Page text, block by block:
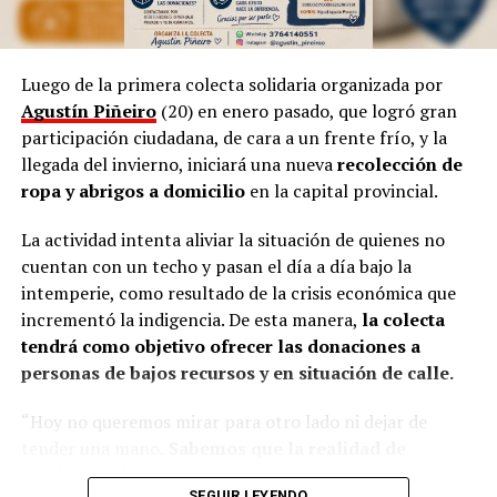
provocador, así como las manifestaciones populares de
las niñas representando a lasVírgenes, como también
los tamborileros afroamericanos que se mezclan con las
costumbres tradicionales correntinas durante enero. “A
veces no entendemos la cultura del Litoral”, define.
En esa línea, en 2014, Marinoni incluyó al
Curupí , el
personaje de la mitología guaraní que tiene un pene
largo y envuelto en su cuerpo, un hecho que significó
una gran polémica en el anfiteatro Mario del Tránsito
Cocomarola, de Corrientes, donde se hacía e festival
chamamecero.
“Las políticas culturales son muy importantes”, apunta
el coreógrafo posadeño al considerar que siempre fue el
Estado el que garantizó las seguridad laboral a los
“Nunca vino una empresa a decirme: Luis, vamos a
Luego de la primera colecta solidaria organizada por
Agustín Piñeiro(20) en enero pasado, que logró gran
participación ciudadana, de cara a un frente frío, y la
llegada del invierno, iniciará una nuevarecolección de
ropa y abrigos a domicilioen la capital provincial.
La actividad intenta aliviar la situación de quienes no
cuentan con un techo y pasan el día a día bajo la
intemperie, como resultado de la crisis económica que
incrementó la indigencia. De esta manera, la colecta
tendrá como objetivo ofrecer las donaciones a
personas de bajos recursos y en situación de calle.
“Hoy no queremos mirar para otro lado ni dejar de
muchos es difícil, que hay noches frías, mesas